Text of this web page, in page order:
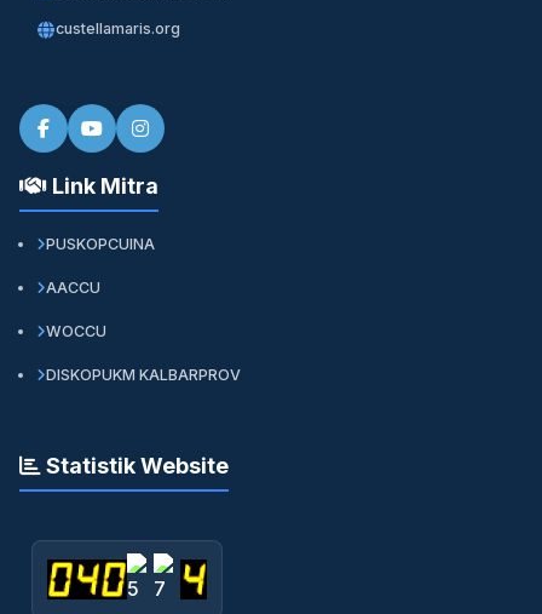
custellamaris.org
Link Mitra
PUSKOPCUINA
AACCU
WOCCU
DISKOPUKM KALBARPROV
Statistik Website